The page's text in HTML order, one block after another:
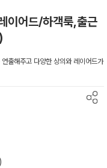
이어드/하객룩,출근
출해주고 다양한 상의와 레이어드가